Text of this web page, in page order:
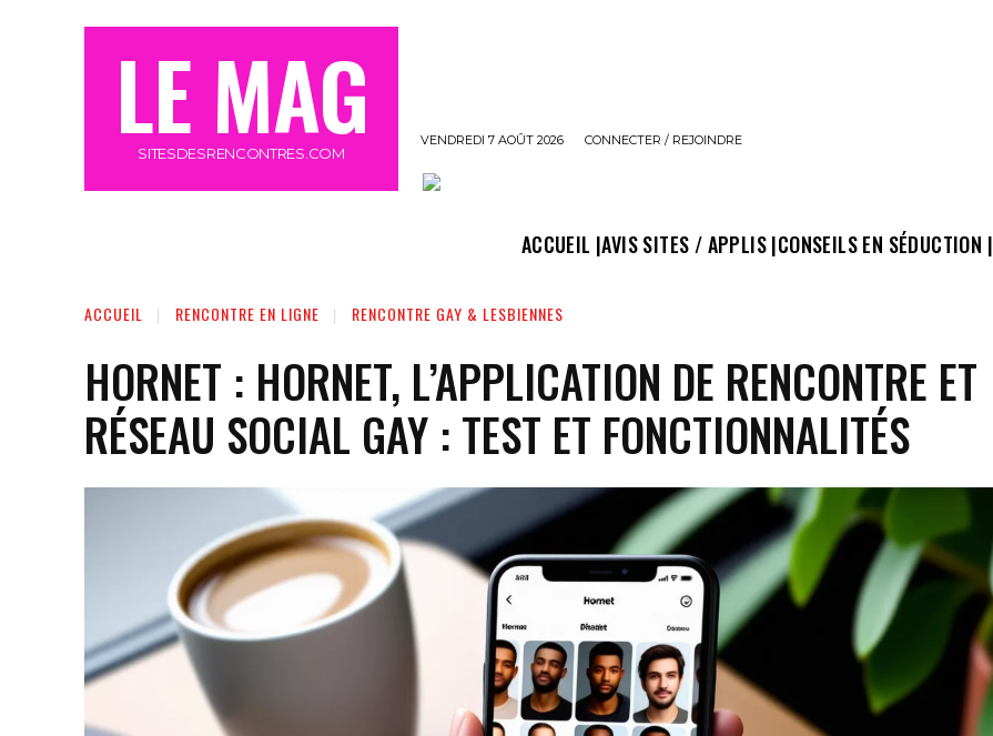
LE MAG
SITESDESRENCONTRES.COM
VENDREDI 7 AOÛT 2026 CONNECTER / REJOINDRE
ACCUEIL |AVIS SITES / APPLIS |CONSEILS EN SÉDUCTION |
ACCUEIL RENCONTRE EN LIGNE RENCONTRE GAY & LESBIENNES
HORNET : HORNET, L’APPLICATION DE RENCONTRE ET
RÉSEAU SOCIAL GAY : TEST ET FONCTIONNALITÉS